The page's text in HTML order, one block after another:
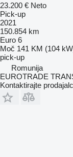
23.200 € Neto
Pick-up
2021
150.854 km
Euro 6
Moč 141 KM (104
pick-up
Romunija
EUROTRADE
Kontaktirajte